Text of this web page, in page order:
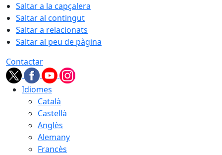
Saltar a la capçalera
Saltar al contingut
Saltar a relacionats
Saltar al peu de pàgina
Contactar
Idiomes
Català
Castellà
Anglès
Alemany
Francès